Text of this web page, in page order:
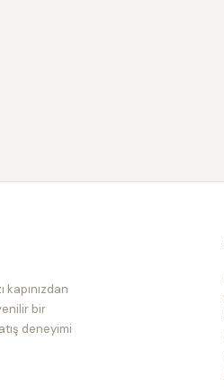
kapınızdan
bir
deneyimi